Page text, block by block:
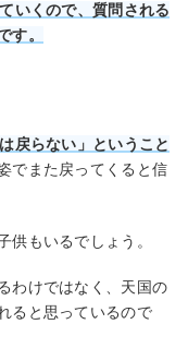
いくので、質問される
す。
戻らない」ということ
でまた戻ってくると信
供もいるでしょう。
わけではなく、天国の
ると思っているので